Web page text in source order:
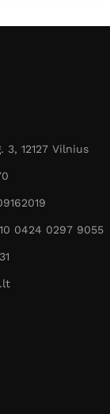
3, 12127 Vilnius
0424 0297 9055